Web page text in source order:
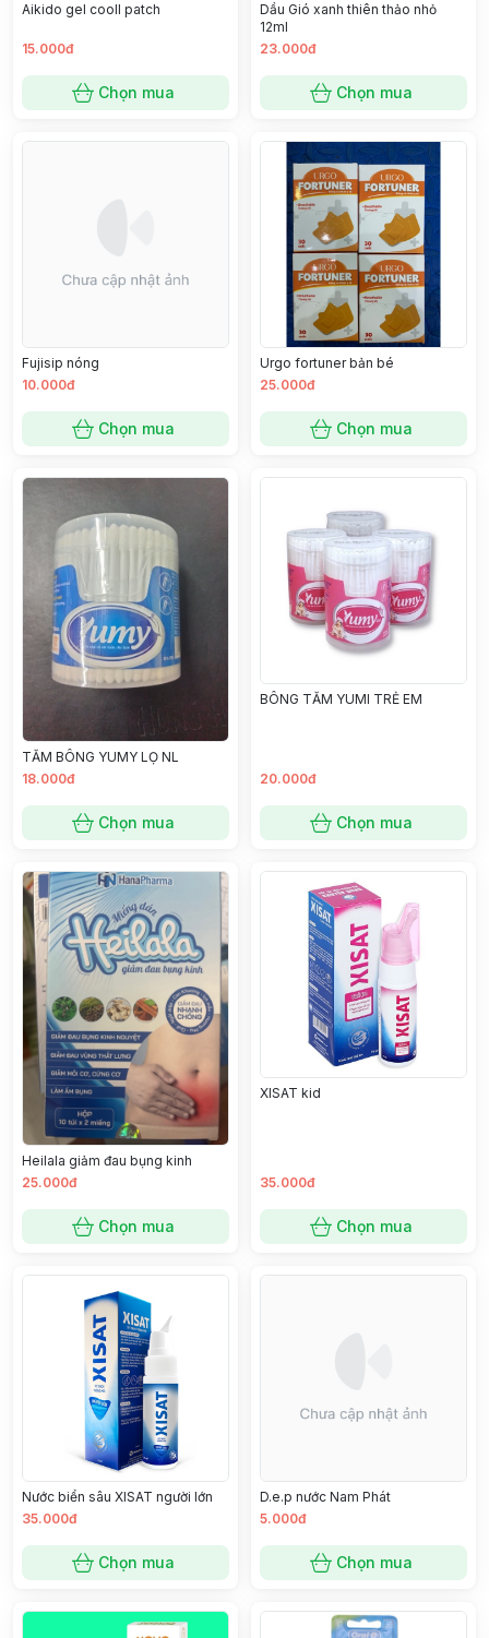
Aikido gel cooll patch
15.000đ
Chọn mua
Dầu Gió xanh thiên thảo nhỏ
12ml
23.000đ
Chọn mua
Fujisip nóng
10.000đ
Chọn mua
Urgo fortuner bản bé
25.000đ
Chọn mua
TĂM BÔNG YUMY LỌ NL
18.000đ
Chọn mua
BÔNG TĂM YUMI TRẺ EM
20.000đ
Chọn mua
Heilala giảm đau bụng kinh
25.000đ
Chọn mua
XISAT kid
35.000đ
Chọn mua
Nước biển sâu XISAT người lớn
35.000đ
Chọn mua
D.e.p nước Nam Phát
5.000đ
Chọn mua